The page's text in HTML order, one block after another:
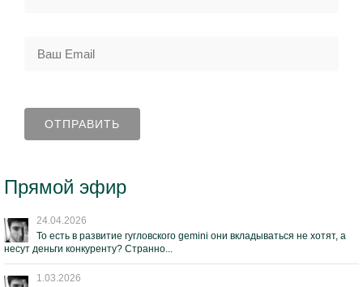
Прямой эфир
24.04.2026
То есть в развитие гугловского gemini они вкладываться не хотят, а
несут деньги конкуренту? Странно...
1.03.2026